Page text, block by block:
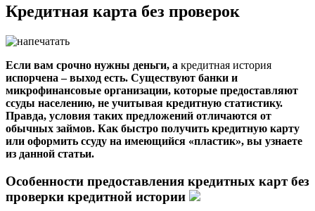
Кредитная карта без проверок
Если вам срочно нужны деньги, а кредитная история
испорчена – выход есть. Существуют банки и
микрофинансовые организации, которые предоставляют
ссуды населению, не учитывая кредитную статистику.
Правда, условия таких предложений отличаются от
обычных займов. Как быстро получить кредитную карту
или оформить ссуду на имеющийся «пластик», вы узнаете
из данной статьи.
Особенности предоставления кредитных карт без
проверки кредитной истории